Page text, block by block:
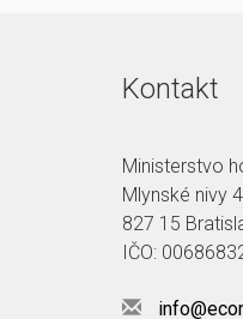
Kontakt
Ministerstvo
Mlynské nivy
827 15
IČO: